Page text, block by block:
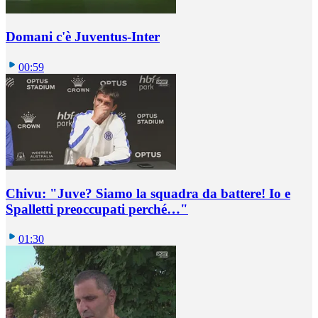
Domani c'è Juventus-Inter
00:59
Chivu: "Juve? Siamo la squadra da battere! Io e
Spalletti preoccupati perché…"
01:30